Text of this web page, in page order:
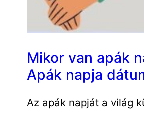
Mikor van apák
Apák napja
Az apák napját a világ